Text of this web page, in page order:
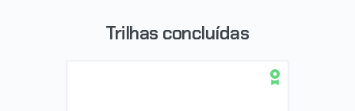
Trilhas concluídas